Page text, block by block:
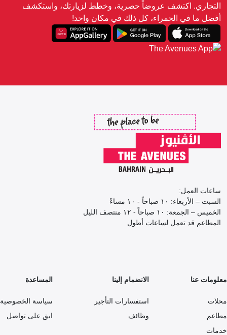
التجاري. اكتشف عروضاً حصرية، وخطط لزيارتك، واستكشف
أفضل ما في الحمراء، كل ذلك في مكان واحد!
ساعات العمل:
السبت – الأربعاء: ١٠ صباحاً - ١٠ مساءً
الخميس – الجمعة: ١٠ صباحاً - ١٢ منتصف الليل
المطاعم قد تعمل لساعات أطول
معلومات عنا
محلات
مطاعم
خدمات
الانضمام إلينا
استفسارات التأجير
وظائف
المساعدة
سياسة الخصوصية
ابق على تواصل